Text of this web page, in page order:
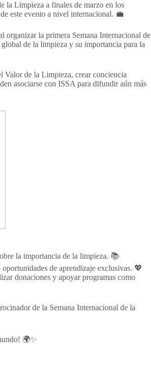
la Limpieza a finales de marzo en los
este evento a nivel internacional. 💼
organizar la primera Semana Internacional de
de la limpieza y su importancia para la
Valor de la Limpieza, crear conciencia
asociarse con ISSA para difundir aún más
la importancia de la limpieza. 📚
de aprendizaje exclusivas. 💖
donaciones y apoyar programas como
de la Semana Internacional de la
🌍✨